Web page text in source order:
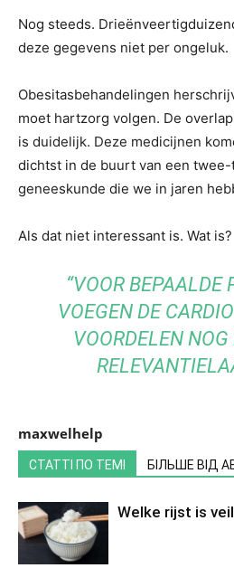
Nog steeds.
deze gegevens niet per ongeluk.
Obesitasbehandelingen
moet hartzorg volgen. De
is duidelijk. Deze medicijnen
dichtst in de buurt van een
geneeskunde die we in jaren
Als dat niet interessant is. Wat is?
“VOOR BEPAALDE
VOEGEN DE
VOORDELEN NOG
maxwelhelp
СТАТТІ ПО ТЕМІ БІЛЬШЕ ВІД
Welke rijst is